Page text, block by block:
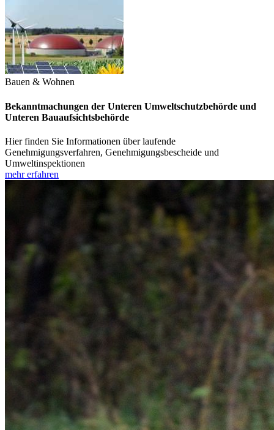
Bauen & Wohnen
Bekanntmachungen der Unteren Umweltschutzbehörde und
Unteren Bauaufsichtsbehörde
Hier finden Sie Informationen über laufende
Genehmigungsverfahren, Genehmigungsbescheide und
Umweltinspektionen
mehr erfahren